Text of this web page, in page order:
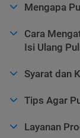
Mengapa
Cara
Isi Ulang
Syarat dan
Tips Agar
Layanan